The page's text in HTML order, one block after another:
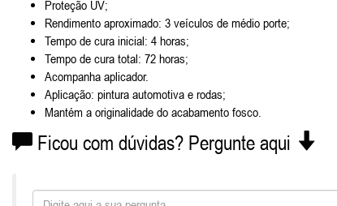
Proteção UV;
Rendimento aproximado: 3 veículos de médio porte;
Tempo de cura inicial: 4 horas;
Tempo de cura total: 72 horas;
Acompanha aplicador.
Aplicação: pintura automotiva e rodas;
Mantém a originalidade do acabamento fosco.
Ficou com dúvidas? Pergunte aqui